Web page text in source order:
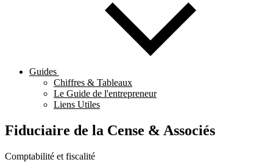
Guides
Chiffres & Tableaux
Le Guide de l'entrepreneur
Liens Utiles
Fiduciaire de la Cense & Associés
Comptabilité et fiscalité